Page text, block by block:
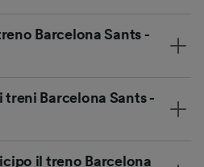
Barcelona Sants -
Barcelona Sants -
il treno Barcelona